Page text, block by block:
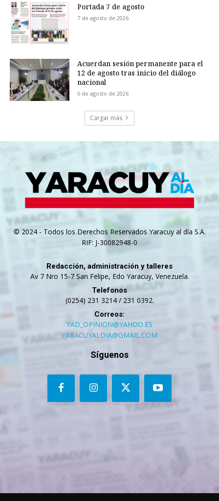
Portada 7 de agosto
7 de agosto de 2026
Acuerdan sesión permanente para el
12 de agosto tras inicio del diálogo
nacional
6 de agosto de 2026
Cargar más
© 2024 - Todos los Derechos Reservados Yaracuy al día S.A.
RIF: J-30082948-0
Redacción, administración y talleres
Av 7 Nro 15-7 San Felipe, Edo Yaracuy, Venezuela.
Telefonos
(0254) 231 3214 / 231 0392.
Correos:
YAD_OPINION@YAHOO.ES
YARACUYALDIA@GMAIL.COM
Síguenos